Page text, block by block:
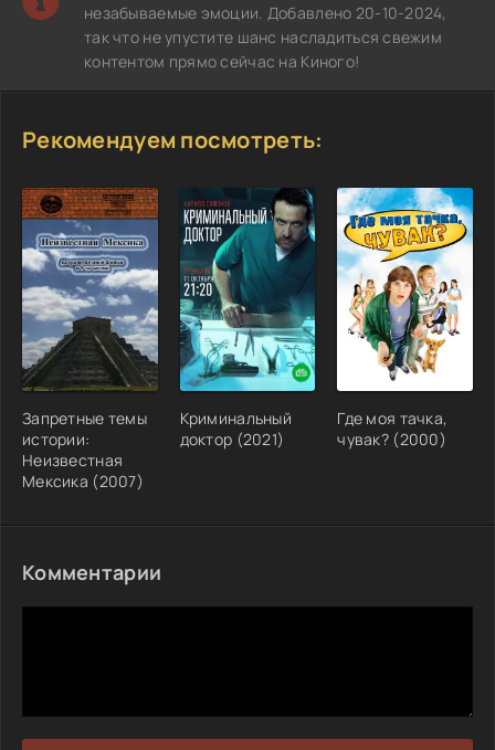
незабываемые эмоции. Добавлено 20-10-2024,
так что не упустите шанс насладиться свежим
контентом прямо сейчас на Киного!
Рекомендуем посмотреть:
Запретные темы
истории:
Неизвестная
Мексика (2007)
Криминальный
доктор (2021)
Где моя тачка,
чувак? (2000)
Комментарии